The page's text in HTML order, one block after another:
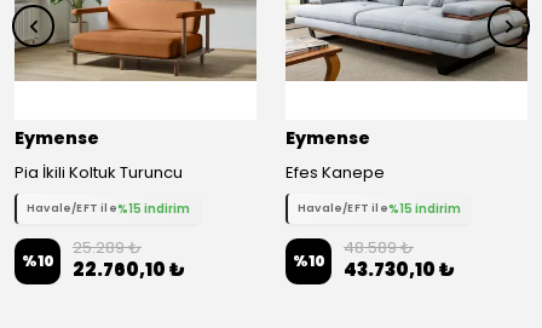
Eymense
Pia İkili Koltuk Turuncu
Havale/EFT ile%15 indirim
%10
25.289 ₺
22.760,10 ₺
Eymense
Efes Kanepe
Havale/EFT ile%15 indirim
%10
48.589 ₺
43.730,10 ₺